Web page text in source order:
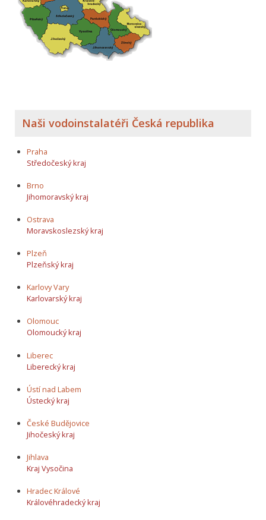
Naši vodoinstalatéři Česká republika
Praha
Středočeský kraj
Brno
Jihomoravský kraj
Ostrava
Moravskoslezský kraj
Plzeň
Plzeňský kraj
Karlovy Vary
Karlovarský kraj
Olomouc
Olomoucký kraj
Liberec
Liberecký kraj
Ústí nad Labem
Ústecký kraj
České Budějovice
Jihočeský kraj
Jihlava
Kraj Vysočina
Hradec Králové
Královéhradecký kraj